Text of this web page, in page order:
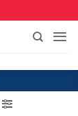
Skip
content